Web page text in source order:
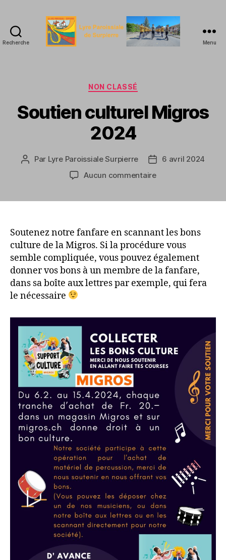
Recherche
de
Surpierre
Menu
Catégories
NON CLASSÉ
Soutien culturel Migros
2024
Auteur
Par Lyre Paroissiale Surpierre
Date6 avril 2024
Aucun commentairesur
Soutenez notre fanfare en scannant les bons
culture de la Migros. Si la procédure vous
semble compliquée, vous pouvez également
donner vos bons à un membre de la fanfare,
dans sa boîte aux lettres par exemple, qui fera
le nécessaire